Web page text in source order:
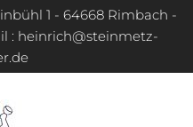
1 - 64668 Rimbach -
: heinrich@steinmetz-